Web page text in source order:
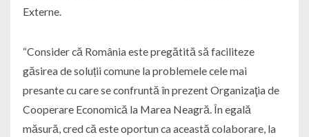
Externe.
“Consider că România este pregătită să faciliteze
găsirea de soluții comune la problemele cele mai
presante cu care se confruntă în prezent Organizaţia de
Cooperare Economică la Marea Neagră. În egală
măsură, cred că este oportun ca această colaborare, la